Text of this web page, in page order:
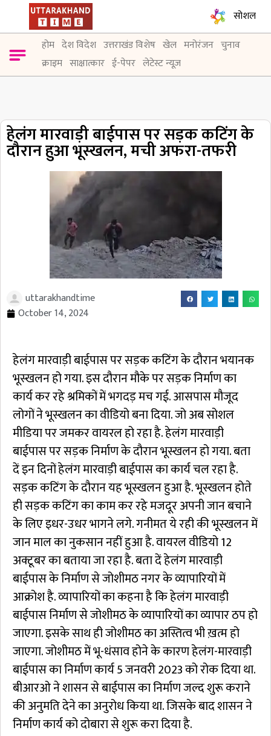
सोशल
होम देश विदेश उत्तराखंड विशेष खेल मनोरंजन चुनाव
क्राइम साक्षात्कार ई-पेपर लेटेस्ट न्यूज़
हेलंग मारवाड़ी बाईपास पर सड़क कटिंग के
दौरान हुआ भूस्खलन, मची अफरा-तफरी
uttarakhandtime
October 14, 2024
हेलंग मारवाड़ी बाईपास पर सड़क कटिंग के दौरान भयानक
भूस्खलन हो गया. इस दौरान मौके पर सड़क निर्माण का
कार्य कर रहे श्रमिकों में भगदड़ मच गई. आसपास मौजूद
लोगों ने भूस्खलन का वीडियो बना दिया. जो अब सोशल
मीडिया पर जमकर वायरल हो रहा है. हेलंग मारवाड़ी
बाईपास पर सड़क निर्माण के दौरान भूस्खलन हो गया. बता
दें इन दिनों हेलंग मारवाड़ी बाईपास का कार्य चल रहा है.
सड़क कटिंग के दौरान यह भूस्खलन हुआ है. भूस्खलन होते
ही सड़क कटिंग का काम कर रहे मजदूर अपनी जान बचाने
के लिए इधर-उधर भागने लगे. गनीमत ये रही की भूस्खलन में
जान माल का नुकसान नहीं हुआ है. वायरल वीडियो 12
अक्टूबर का बताया जा रहा है. बता दें हेलंग मारवाड़ी
बाईपास के निर्माण से जोशीमठ नगर के व्यापारियों में
आक्रोश है. व्यापारियों का कहना है कि हेलंग मारवाड़ी
बाईपास निर्माण से जोशीमठ के व्यापारियों का व्यापार ठप हो
जाएगा. इसके साथ ही जोशीमठ का अस्तित्व भी ख़त्म हो
जाएगा. जोशीमठ में भू-धंसाव होने के कारण हेलंग-मारवाड़ी
बाईपास का निर्माण कार्य 5 जनवरी 2023 को रोक दिया था.
बीआरओ ने शासन से बाईपास का निर्माण जल्द शुरू कराने
की अनुमति देने का अनुरोध किया था. जिसके बाद शासन ने
निर्माण कार्य को दोबारा से शुरू करा दिया है.